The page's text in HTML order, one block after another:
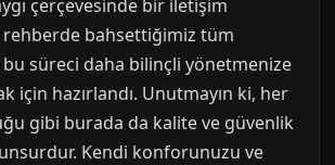
çerçevesinde bir iletişim
rehberde bahsettiğimiz tüm
bu süreci daha bilinçli yönetmenize
için hazırlandı. Unutmayın ki, her
gibi burada da kalite ve güvenlik
Kendi konforunuzu ve